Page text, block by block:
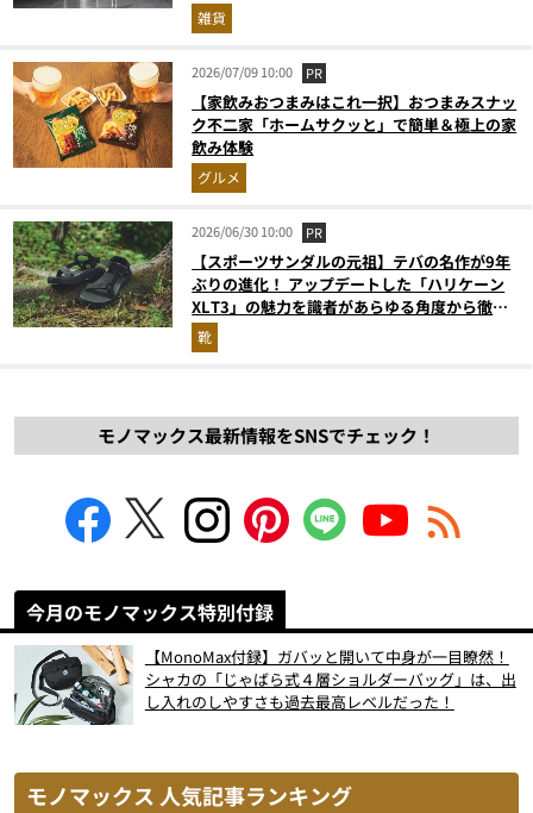
雑貨
2026/07/09 10:00 PR
【家飲みおつまみはこれ一択】おつまみスナッ
ク不二家「ホームサクッと」で簡単＆極上の家
飲み体験
グルメ
2026/06/30 10:00 PR
【スポーツサンダルの元祖】テバの名作が9年
ぶりの進化！ アップデートした「ハリケーン
XLT3」の魅力を識者があらゆる角度から徹底
解説！
靴
モノマックス最新情報をSNSでチェック！
今月のモノマックス特別付録
【MonoMax付録】ガバッと開いて中身が一目瞭然！
シャカの「じゃばら式４層ショルダーバッグ」は、出
し入れのしやすさも過去最高レベルだった！
モノマックス 人気記事ランキング